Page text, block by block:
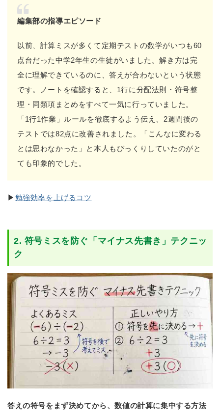
編集部の指導エピソード
以前、計算ミスが多くて定期テストの数学がいつも60
点台だった中学2年生の生徒がいました。解き方は完
全に理解できているのに、答えが合わないという状態
です。ノートを確認すると、1行に分配法則・符号整
理・同類項まとめをすべて一気に行っていました。
「1行1作業」ルールを徹底するよう伝え、2週間後の
テストでは82点に改善されました。「こんなに変わる
とは思わなかった」と本人もびっくりしていたのがと
ても印象的でした。
▶ 勉強効率を上げるコツ
2. 符号ミスを防ぐ「マイナス先書き」テクニッ
ク
答えの符号をまず決めてから、数値の計算に集中する方法